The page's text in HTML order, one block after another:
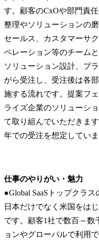
す。顧客のCxOや部門責
整理やソリューションの
セールス、カスタマーサ
ペレーション等のチーム
ソリューション設計、プ
がら受注し、受注後は各
施する流れです。提案フ
ライズ企業のソリューシ
て取り組んでいただきま
年での受注を想定していま
仕事のやりがい・魅力
●Global SaaSトップクラ
日本だけでなく米国をは
です。顧客1社で数百～数
ョンやグローバルで利用